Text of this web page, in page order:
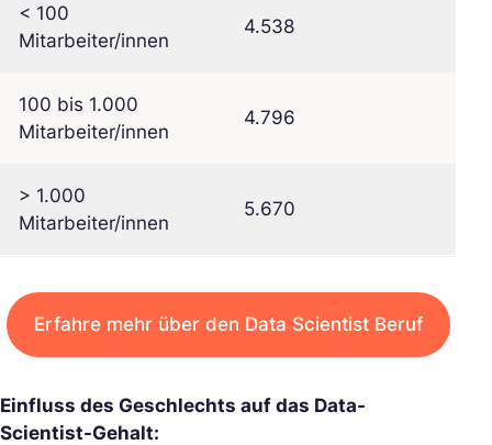
< 100
Mitarbeiter/innen
4.538
100 bis 1.000
Mitarbeiter/innen
4.796
> 1.000
Mitarbeiter/innen
5.670
Erfahre mehr über den Data Scientist Beruf
Einfluss des Geschlechts auf das Data-
Scientist-Gehalt: